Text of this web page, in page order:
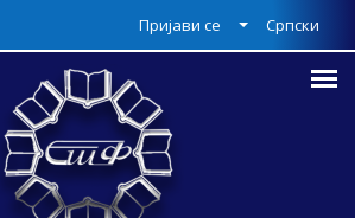
Српски
Пријави се